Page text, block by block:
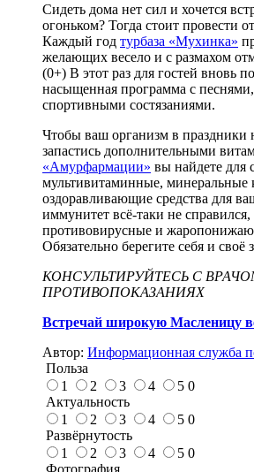
Сидеть дома нет сил и хочется
огоньком? Тогда стоит провести
Каждый год турбаза «Мухинка»
желающих весело и с размахом
(0+) В этот раз для гостей вновь
насыщенная программа с
спортивными состязаниями.
Чтобы ваш организм в праздники
запастись дополнительными
«Амурфармации» вы найдете для
мультивитаминные, минеральные
оздоравливающие средства для
иммунитет всё-таки не
противовирусные и
Обязательно берегите себя и своё
КОНСУЛЬТИРУЙТЕСЬ С
ПРОТИВОПОКАЗАНИЯХ
Встречай широкую Масленицу
Автор: Информационная служба
Польза
1
2 3 4 5 0
Актуальность
1
2 3 4 5 0
Развёрнутость
1
2 3 4 5 0
Фотография